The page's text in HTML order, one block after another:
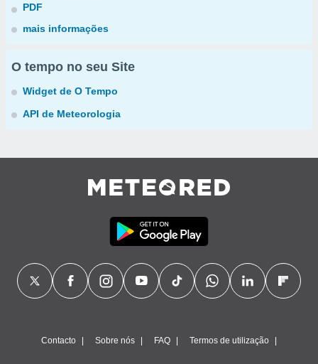
PDF
mais informações
O tempo no seu Site
Widget de O Tempo
API de Meteorologia
Contacto Sobre nós FAQ Termos de utilização